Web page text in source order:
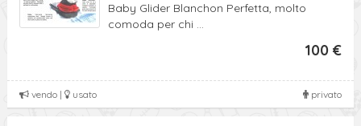
Baby Glider Blanchon Perfetta, molto
comoda per chi ...
100 €
privato
vendo | usato